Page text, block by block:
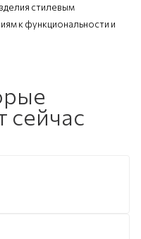
стилевым
к функциональности и
сейчас